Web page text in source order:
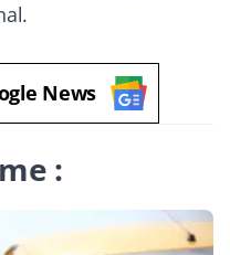
News
: